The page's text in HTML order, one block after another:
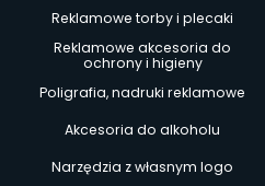
Reklamowe torby i plecaki
Reklamowe akcesoria do
ochrony i higieny
Poligrafia, nadruki reklamowe
Akcesoria do alkoholu
Narzędzia z własnym logo